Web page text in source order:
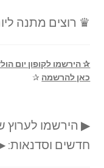
♛ רוצים מתנה
✰ הירשמו לקופון יום
כאן להרשמה ✰
▶ הירשמו לערוץ
חדשים וסדנאות: